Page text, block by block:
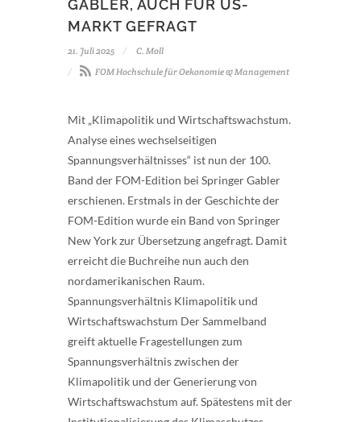
GABLER, AUCH FÜR US-
MARKT GEFRAGT
21. Juli 2025
C. Moll
FOM Hochschule für Oekonomie & Management
Mit „Klimapolitik und Wirtschaftswachstum.
Analyse eines wechselseitigen
Spannungsverhältnisses“ ist nun der 100.
Band der FOM-Edition bei Springer Gabler
erschienen. Erstmals in der Geschichte der
FOM-Edition wurde ein Band von Springer
New York zur Übersetzung angefragt. Damit
erreicht die Buchreihe nun auch den
nordamerikanischen Raum.
Spannungsverhältnis Klimapolitik und
Wirtschaftswachstum Der Sammelband
greift aktuelle Fragestellungen zum
Spannungsverhältnis zwischen der
Klimapolitik und der Generierung von
Wirtschaftswachstum auf. Spätestens mit der